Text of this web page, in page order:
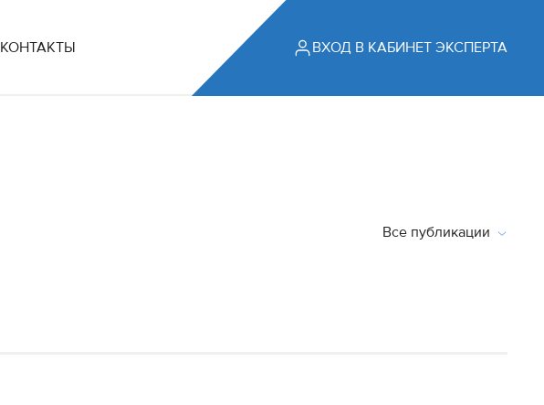
КОНТАКТЫ ВХОД В КАБИНЕТ ЭКСПЕРТА
Все публикации